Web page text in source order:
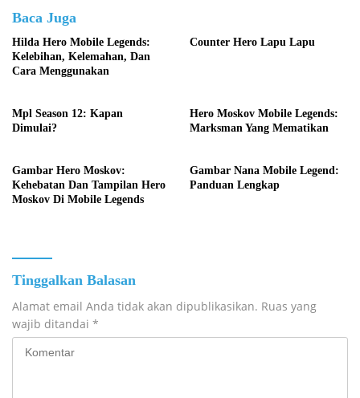
Baca Juga
Hilda Hero Mobile Legends:
Kelebihan, Kelemahan, Dan
Cara Menggunakan
Counter Hero Lapu Lapu
Mpl Season 12: Kapan
Dimulai?
Hero Moskov Mobile Legends:
Marksman Yang Mematikan
Gambar Hero Moskov:
Kehebatan Dan Tampilan Hero
Moskov Di Mobile Legends
Gambar Nana Mobile Legend:
Panduan Lengkap
Tinggalkan Balasan
Alamat email Anda tidak akan dipublikasikan. Ruas yang
wajib ditandai *